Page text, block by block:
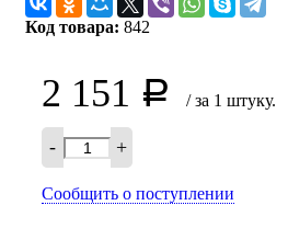
Код товара: 842
2 151 Р / за 1 штуку.
- +
Сообщить о поступлении